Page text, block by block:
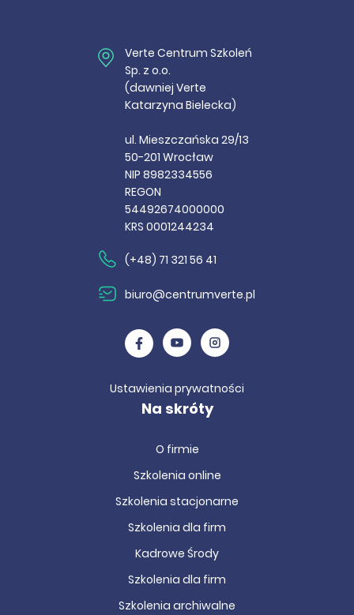
Verte Centrum Szkoleń
Sp. z o.o.
(dawniej Verte
Katarzyna Bielecka)
ul. Mieszczańska 29/13
50-201 Wrocław
NIP 8982334556
REGON
54492674000000
KRS 0001244234
(+48) 71 321 56 41
biuro@centrumverte.pl
Ustawienia prywatności
Na skróty
O firmie
Szkolenia online
Szkolenia stacjonarne
Szkolenia dla firm
Kadrowe Środy
Szkolenia dla firm
Szkolenia archiwalne